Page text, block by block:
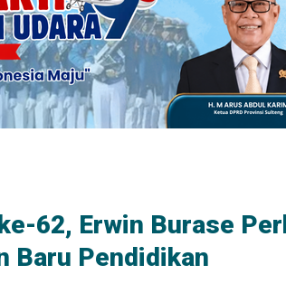
62, Erwin Burase
Baru Pendidikan